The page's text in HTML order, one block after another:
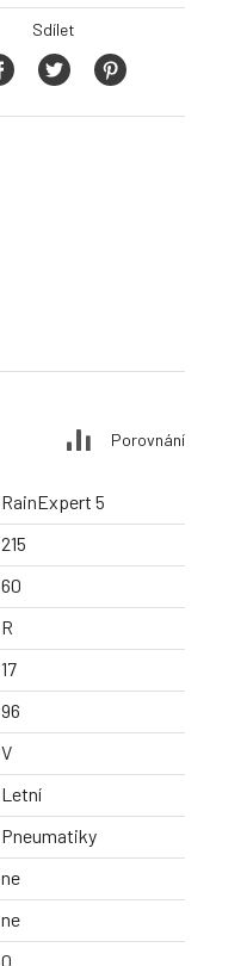
Sdílet
Porovnání
RainExpert 5
215
60
R
17
96
V
Letní
Pneumatiky
ne
ne
0